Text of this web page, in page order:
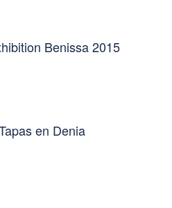
Benissa 2015
en Denia